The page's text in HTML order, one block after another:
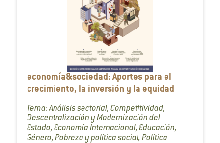
economía&sociedad: Aportes para el
crecimiento, la inversión y la equidad
Tema: Análisis sectorial, Competitividad,
Descentralización y Modernización del
Estado, Economía Internacional, Educación,
Género, Pobreza y política social, Política